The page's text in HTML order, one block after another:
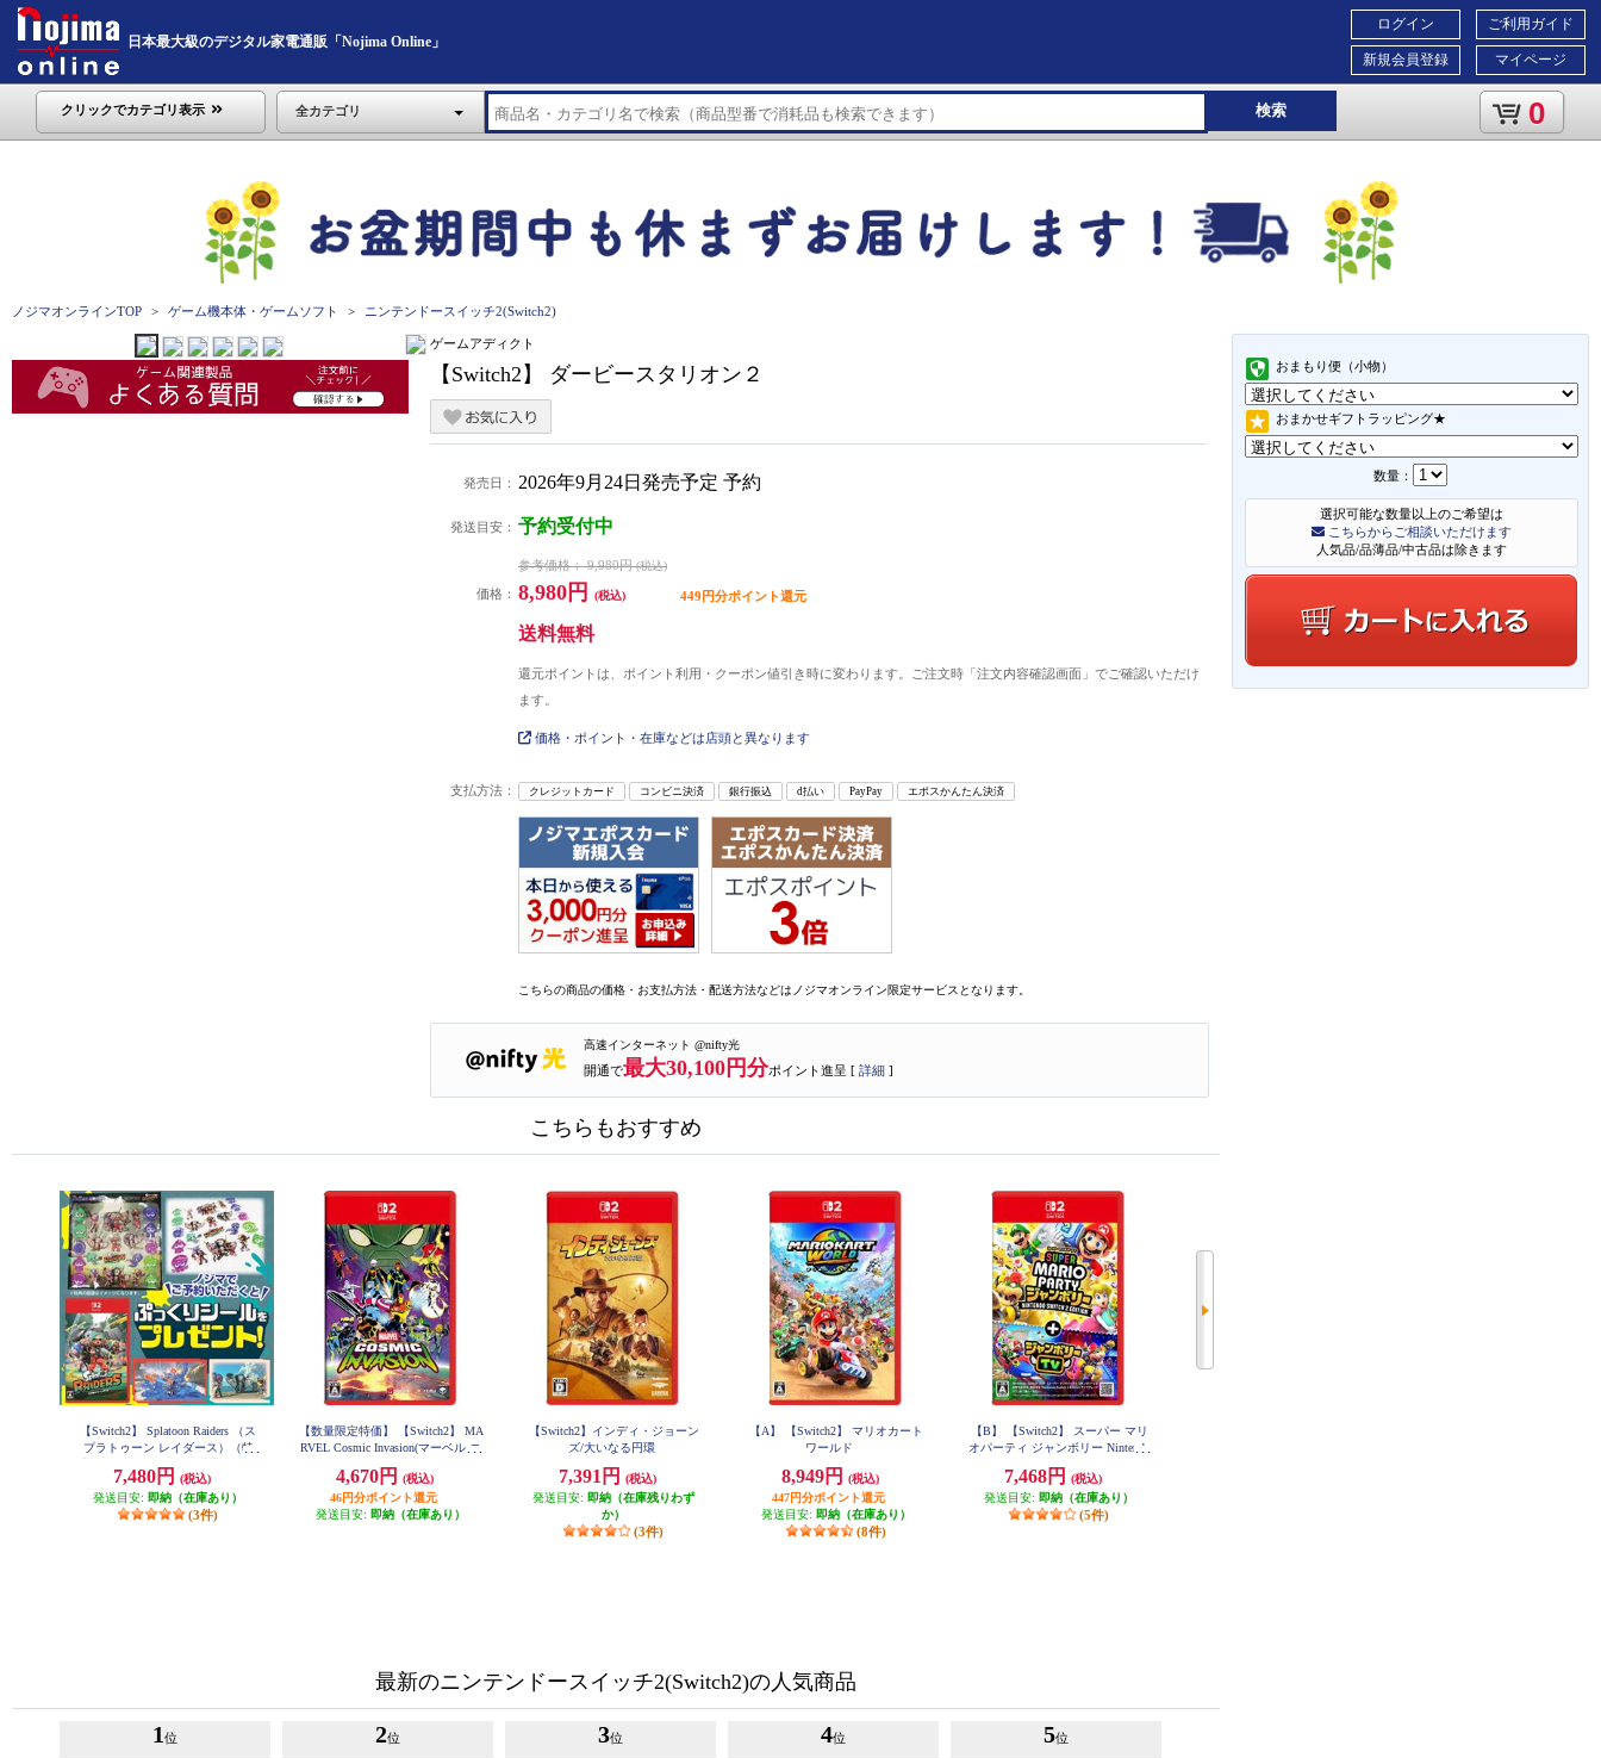
日本最大級のデジタル家電通販「Nojima Online」
ご利用ガイド
マイページ
ログイン
新規会員登録
クリックでカテゴリ表示 全カテゴリ 検索 0
ノジマオンラインTOP ゲーム機本体・ゲームソフト ニンテンドースイッチ2(Switch2)
おまもり便（小物）
おまかせギフトラッピング★
数量：
選択可能な数量以上のご希望は
こちらからご相談いただけます
人気品/品薄品/中古品は除きます
ゲームアディクト
【Switch2】 ダービースタリオン２
発売日： 2026年9月24日発売予定 予約
発送目安： 予約受付中
価格：
参考価格： 9,980円(税込)
8,980円 (税込) 449円分ポイント還元
送料無料
還元ポイントは、ポイント利用・クーポン値引き時に変わります。ご注文時「注文内容確認画面」でご確認いただけ
ます。
価格・ポイント・在庫などは店頭と異なります
支払方法： クレジットカード コンビニ決済 銀行振込 d払い PayPay エポスかんたん決済
こちらの商品の価格・お支払方法・配送方法などはノジマオンライン限定サービスとなります。
高速インターネット @nifty光
開通で最大30,100円分ポイント進呈 [ 詳細 ]
こちらもおすすめ
【Switch2】 Splatoon Raiders （ス
プラトゥーン レイダース）（特
くりシール 付き）
7,480円
(税込)
発送目安: 即納（在庫あり）
(3件)
【数量限定特価】 【Switch2】 MA
RVEL Cosmic Invasion(マーベル コ
4,670円
(税込)
46円分ポイント還元
発送目安: 即納（在庫あり）
【Switch2】インディ・ジョーン
ズ/大いなる円環
7,391円
(税込)
発送目安: 即納（在庫残りわず
か）
(3件)
【A】 【Switch2】 マリオカート
ワールド
8,949円
(税込)
447円分ポイント還元
発送目安: 即納（在庫あり）
(8件)
【B】 【Switch2】 スーパー マリ
オパーティ ジャンボリー Nintendo
V
7,468円
(税込)
発送目安: 即納（在庫あり）
(5件)
最新のニンテンドースイッチ2(Switch2)の人気商品
1 位 2位 3位 4位 5位